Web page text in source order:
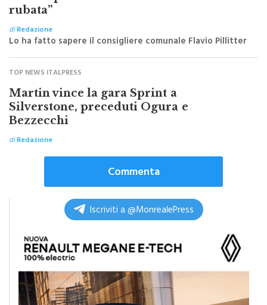
diRedazione
Lo ha fatto sapere il consigliere comunale Flavio Pillitter
TOP NEWS ITALPRESS
Martin vince la gara Sprint a
Silverstone, preceduti Ogura e
Bezzecchi
diRedazione
Commenta
Iscriviti a @MonrealePress